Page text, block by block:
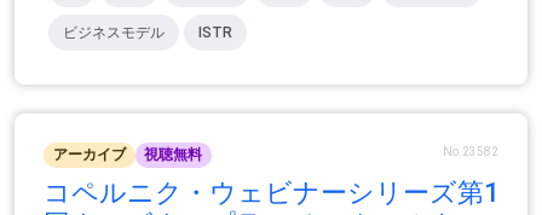
ビジネスモデル ISTR
アーカイブ 視聴無料 No.23582
コペルニク・ウェビナーシリーズ第1